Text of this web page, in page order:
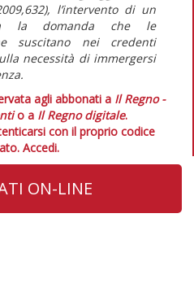
l’intervento di un
la domanda che le
suscitano nei credenti
necessità di immergersi
agli abbonati a Il Regno -
o a Il Regno digitale.
con il proprio codice
Accedi.
ON-LINE